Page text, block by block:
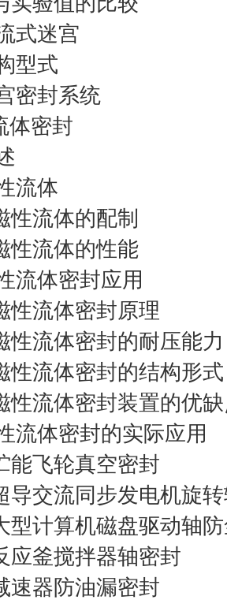
式迷宫
型式
密封系统
密封
流体
流体的配制
流体的性能
流体密封应用
流体密封原理
流体密封的耐压能力
流体密封的结构形式
流体密封装置的优
体密封的实际应用
飞轮真空密封
交流同步发电机旋
计算机磁盘驱动轴
釜搅拌器轴密封
器防油漏密封